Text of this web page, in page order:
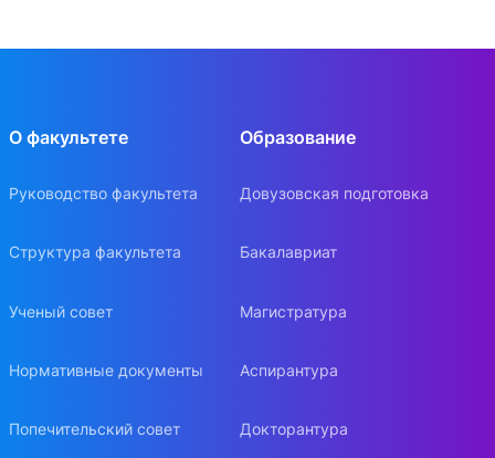
О факультете
Руководство факультета
Структура факультета
Ученый совет
Нормативные документы
Попечительский совет
Образование
Довузовская подготовка
Бакалавриат
Магистратура
Аспирантура
Докторантура